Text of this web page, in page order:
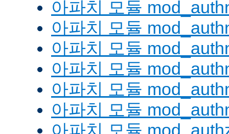
아파치 모듈
아파치 모듈
아파치 모듈
아파치 모듈
아파치 모듈
아파치 모듈
아파치 모듈